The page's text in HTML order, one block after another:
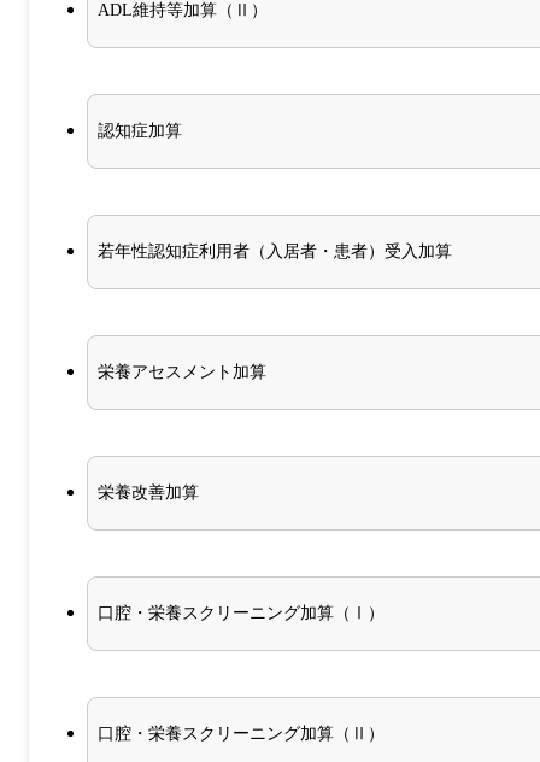
ADL維持等加算（Ⅱ）
認知症加算
若年性認知症利用者（入居者・患者）受入加算
栄養アセスメント加算
栄養改善加算
口腔・栄養スクリーニング加算（Ⅰ）
口腔・栄養スクリーニング加算（Ⅱ）